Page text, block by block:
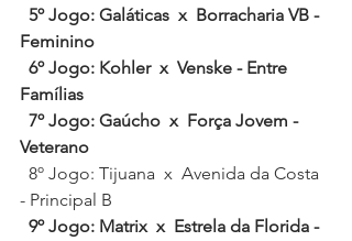
Feminino
6º Jogo: Kohler  x  Venske - Entre
Famílias
7º Jogo: Gaúcho  x  Força Jovem -
Veterano
- Principal B
9º Jogo: Matrix  x  Estrela da Florida -